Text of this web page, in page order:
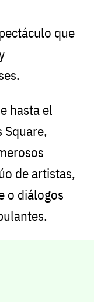
que
hasta el
Square,
de artistas,
o diálogos